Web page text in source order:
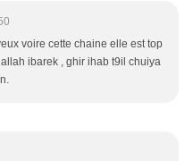
voire cette chaine elle est top
ibarek , ghir ihab t9il chuiya